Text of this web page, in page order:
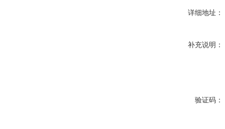
详细地址：
补充说明：
验证码：